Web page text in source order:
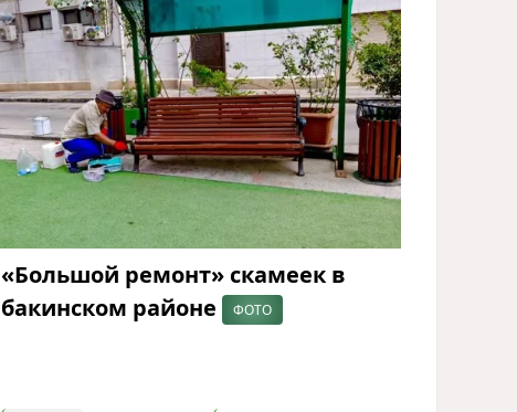
«Большой ремонт» скамеек в
бакинском районе
ФОТО